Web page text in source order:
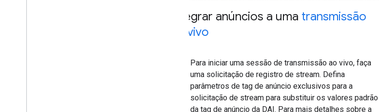
Integrar anúncios a uma transmissão
ao vivo
Para iniciar uma sessão de transmissão ao vivo, faça
uma solicitação de registro de stream. Defina
parâmetros de tag de anúncio exclusivos para a
solicitação de stream para substituir os valores padrão
da tag de anúncio da DAI. Para mais detalhes sobre a